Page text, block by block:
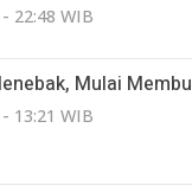
22:48 WIB
Mulai
13:21 WIB